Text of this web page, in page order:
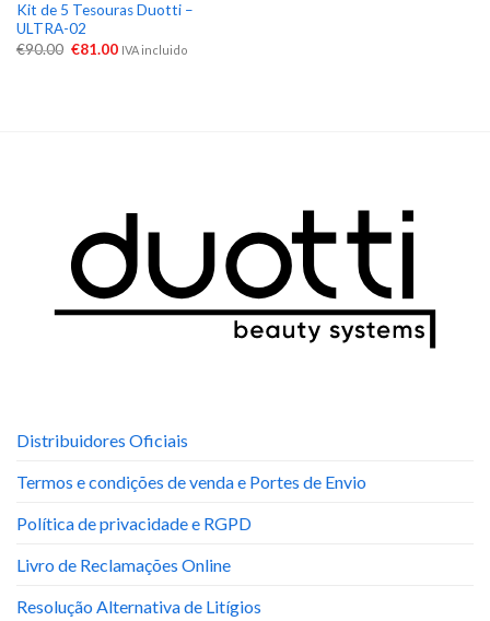
Kit de 5 Tesouras Duotti –
ULTRA-02
€90.00 €81.00 IVA incluido
Distribuidores Oficiais
Termos e condições de venda e Portes de Envio
Política de privacidade e RGPD
Livro de Reclamações Online
Resolução Alternativa de Litígios